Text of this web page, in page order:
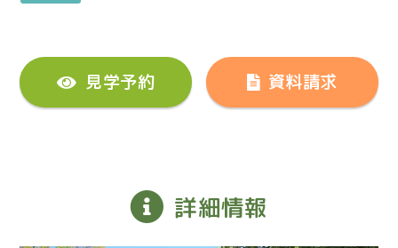
見学予約 資料請求
詳細情報